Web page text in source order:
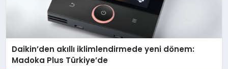
Daikin’den akıllı iklimlendirmede yeni dönem:
Madoka Plus Türkiye’de